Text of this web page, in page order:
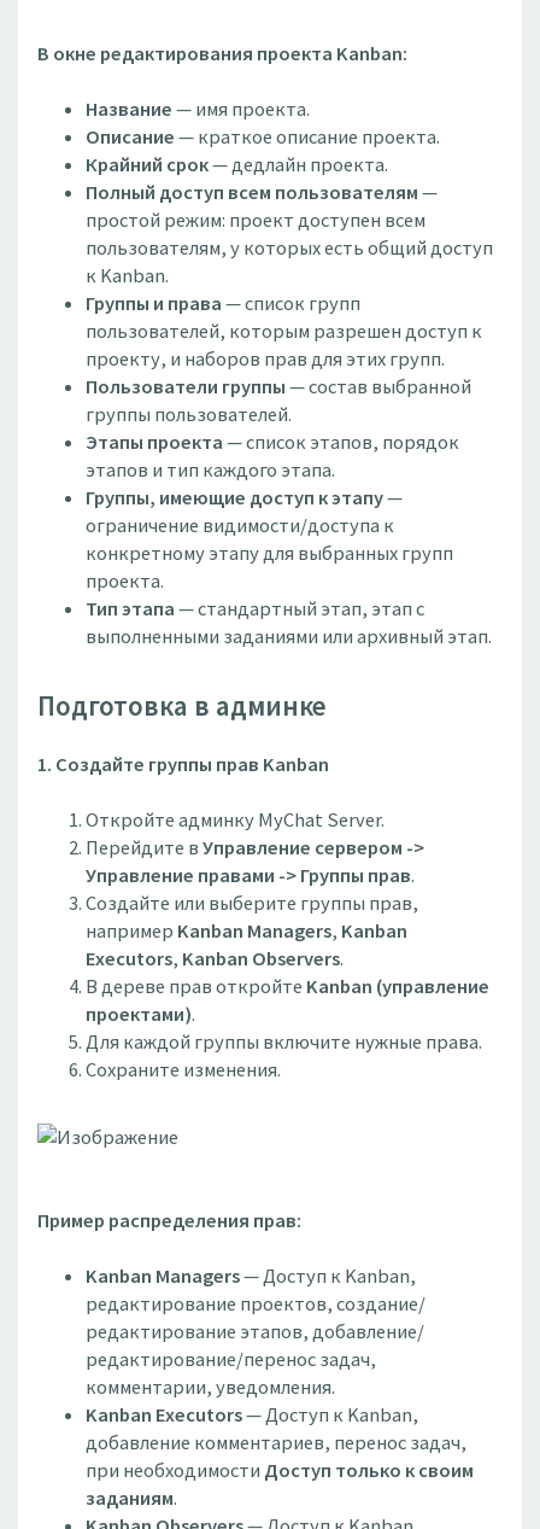
В окне редактирования проекта Kanban:
Название— имя проекта.
Описание— краткое описание проекта.
Крайний срок— дедлайн проекта.
Полный доступ всем пользователям—
простой режим: проект доступен всем
пользователям, у которых есть общий доступ
к Kanban.
Группы и права— список групп
пользователей, которым разрешен доступ к
проекту, и наборов прав для этих групп.
Пользователи группы— состав выбранной
группы пользователей.
Этапы проекта— список этапов, порядок
этапов и тип каждого этапа.
Группы, имеющие доступ к этапу—
ограничение видимости/доступа к
конкретному этапу для выбранных групп
проекта.
Тип этапа— стандартный этап, этап с
выполненными заданиями или архивный этап.
Подготовка в админке
1. Создайте группы прав Kanban
Откройте админку MyChat Server.
Перейдите вУправление сервером ->
Управление правами -> Группы прав.
Создайте или выберите группы прав,
например Kanban Managers, Kanban
Executors, Kanban Observers.
В дереве прав откройте Kanban (управление
проектами).
Для каждой группы включите нужные права.
Сохраните изменения.
Пример распределения прав:
Kanban Managers— Доступ к Kanban,
редактирование проектов, создание/
редактирование этапов, добавление/
редактирование/перенос задач,
комментарии, уведомления.
Kanban Executors— Доступ к Kanban,
добавление комментариев, перенос задач,
при необходимости Доступ только к своим
заданиям.